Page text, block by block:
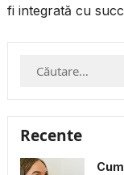
fi integrată cu
Caută
Recente